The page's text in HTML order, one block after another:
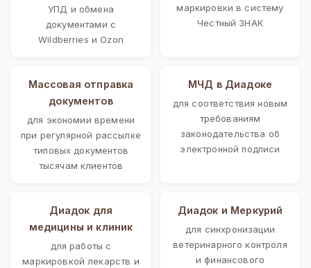
УПД и обмена
документами с
Wildberries и Ozon
маркировки в систему
Честный ЗНАК
Массовая отправка
документов
для экономии времени
при регулярной рассылке
типовых документов
тысячам клиентов
МЧД в Диадоке
для соответствия новым
требованиям
законодательства об
электронной подписи
Диадок для
медицины и клиник
для работы с
маркировкой лекарств и
Диадок и Меркурий
для синхронизации
ветеринарного контроля
и финансового